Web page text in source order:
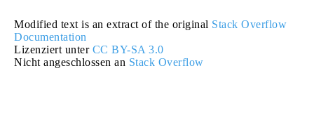
Modified text is an extract of the original Stack Overflow
Documentation
Lizenziert unter CC BY-SA 3.0
Nicht angeschlossen an Stack Overflow